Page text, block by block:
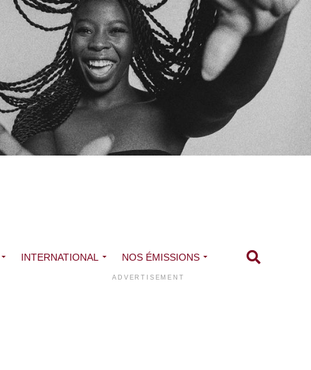
INTERNATIONAL NOS ÉMISSIONS
ADVERTISEMENT